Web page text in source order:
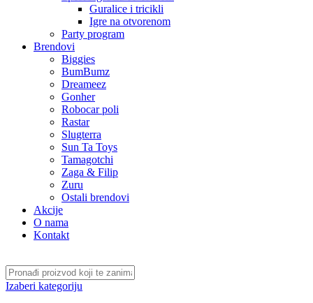
Guralice i tricikli
Igre na otvorenom
Party program
Brendovi
Biggies
BumBumz
Dreameez
Gonher
Robocar poli
Rastar
Slugterra
Sun Ta Toys
Tamagotchi
Zaga & Filip
Zuru
Ostali brendovi
Akcije
O nama
Kontakt
Izaberi kategoriju